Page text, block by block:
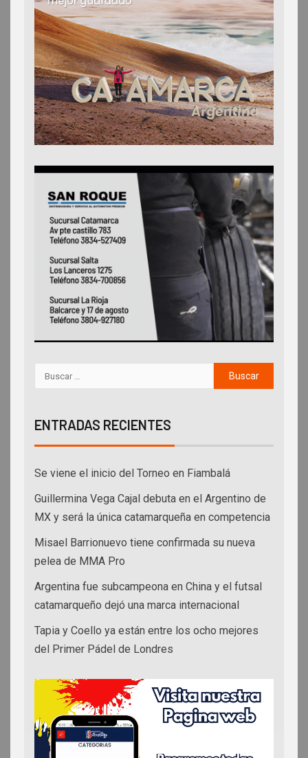
ENTRADAS RECIENTES
Se viene el inicio del Torneo en Fiambalá
Guillermina Vega Cajal debuta en el Argentino de
MX y será la única catamarqueña en competencia
Misael Barrionuevo tiene confirmada su nueva
pelea de MMA Pro
Argentina fue subcampeona en China y el futsal
catamarqueño dejó una marca internacional
Tapia y Coello ya están entre los ocho mejores
del Primer Pádel de Londres